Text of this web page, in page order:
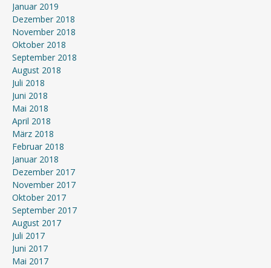
Januar 2019
Dezember 2018
November 2018
Oktober 2018
September 2018
August 2018
Juli 2018
Juni 2018
Mai 2018
April 2018
März 2018
Februar 2018
Januar 2018
Dezember 2017
November 2017
Oktober 2017
September 2017
August 2017
Juli 2017
Juni 2017
Mai 2017